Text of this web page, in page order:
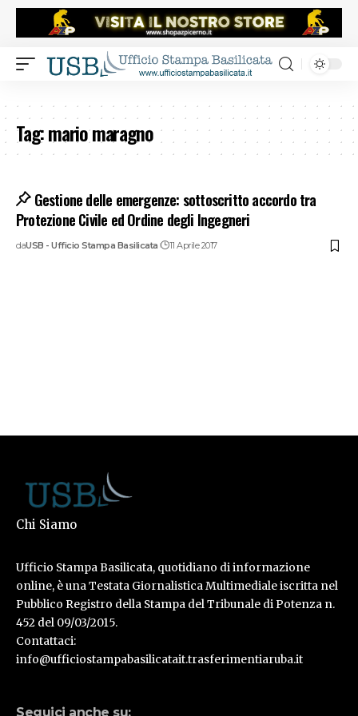
Tag:mario maragno
Gestione delle emergenze: sottoscritto accordo tra
Protezione Civile ed Ordine degli Ingegneri
daUSB - Ufficio Stampa Basilicata 11 Aprile 2017
Chi Siamo
Ufficio Stampa Basilicata, quotidiano di informazione
online, è una Testata Giornalistica Multimediale iscritta nel
Pubblico Registro della Stampa del Tribunale di Potenza n.
452 del 09/03/2015.
Contattaci:
info@ufficiostampabasilicatait.trasferimentiaruba.it
Seguici anche su: